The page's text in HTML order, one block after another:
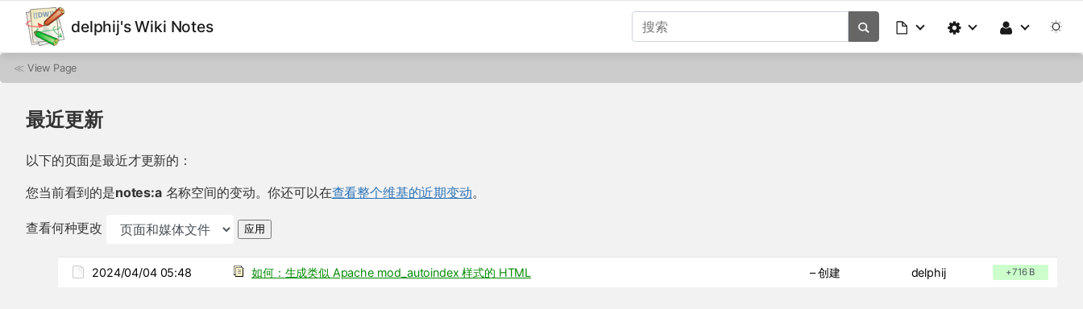
delphij's Wiki Notes
≪ View Page
最近更新
以下的页面是最近才更新的：
您当前看到的是notes:a名称空间的变动。你还可以在查看整个维基的近期变动。
查看何种更改 应用
2024/04/04 05:48 如何：生成类似 Apache mod_autoindex 样式的 HTML – 创建 delphij +716 B